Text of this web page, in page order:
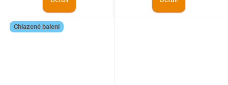
Chlazené balení